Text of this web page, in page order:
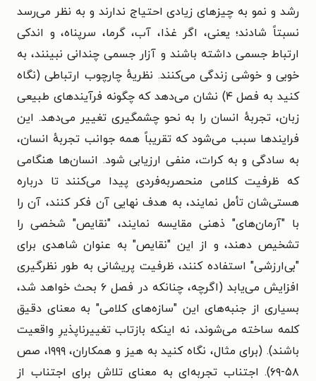
رشد و نمو به چیزهای زیادی احتیاج ندارند و به نظر می‌رسد
نسبتاً شادند؛ یعنی، اگر غذا، آب، گرما، سرپناه، و اندکی
ارتباط جسمی داشته باشند و آزار جسمی چندانی نبینند، به
خوبی و خوشی زندگی می‌کنند. نظریهٔ چارچوب ارتباطی (نگاه
کنید به فصل ۴) نشان می‌دهد که چگونه فرآیندهای طبیعی
زبان، تجربهٔ انسان را به نحو چشمگیری تغییر می‌دهد. این
فرایندها سبب می‌شود که تقریباً همه جوانب تجربهٔ انسان،
به سادگی و به کرات، منفی ارزیابی شود. انسان‌ها هنگامی
که ظرفیت کلامی منحصربه‌فردی پیدا می‌کنند تا درباره
هستی‌شان تأمل نمایند، به هدف نهایی آن فکر کنند، آن را
با "آرمان‌های" ذهنی مقایسه نمایند، "نقایص" شخصی را
تشخیص دهند، و از این "نقایص" به عنوان شاهدی برای
"بی‌ارزشی" استفاده کنند، ظرفیت پریشانی به طور نظرگیری
افزایش می‌یابد (اگرچه، چنانکه در فصل ۶ بحث خواهد شد،
بسیاری از جنبه‌های این "سازه‌های کلامی" به معنای دقیق
کلمه ساخته می‌شوند، نه اینکه بازتاب تغییرناپذیرِ واقعیت
باشند). (برای مثال، نگاه کنید به هیز و همکاران، ۱۹۹۹، صص
۵۸-۶۹). اجتناب تجربه‌ای به معنای تلاش برای اجتناب از